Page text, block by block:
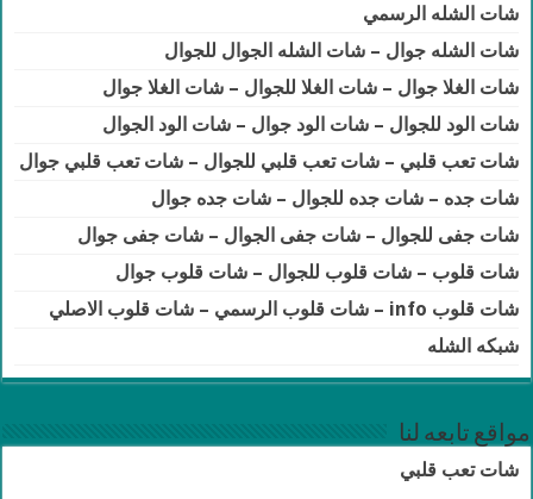
شات الشله الرسمي
شات الشله جوال – شات الشله الجوال للجوال
شات الغلا جوال – شات الغلا للجوال – شات الغلا جوال
شات الود للجوال – شات الود جوال – شات الود الجوال
شات تعب قلبي – شات تعب قلبي للجوال – شات تعب قلبي جوال
شات جده – شات جده للجوال – شات جده جوال
شات جفى للجوال – شات جفى الجوال – شات جفى جوال
شات قلوب – شات قلوب للجوال – شات قلوب جوال
شات قلوب info – شات قلوب الرسمي – شات قلوب الاصلي
شبكه الشله
مواقع تابعه لنا
شات تعب قلبي